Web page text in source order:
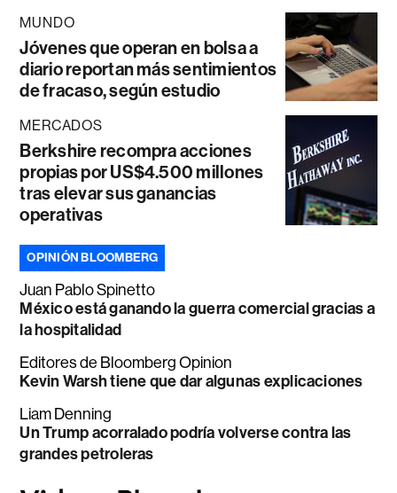
MUNDO
Jóvenes que operan en bolsa a
diario reportan más sentimientos
de fracaso, según estudio
MERCADOS
Berkshire recompra acciones
propias por US$4.500 millones
tras elevar sus ganancias
operativas
OPINIÓN BLOOMBERG
Juan Pablo Spinetto
México está ganando la guerra comercial gracias a
la hospitalidad
Editores de Bloomberg Opinion
Kevin Warsh tiene que dar algunas explicaciones
Liam Denning
Un Trump acorralado podría volverse contra las
grandes petroleras